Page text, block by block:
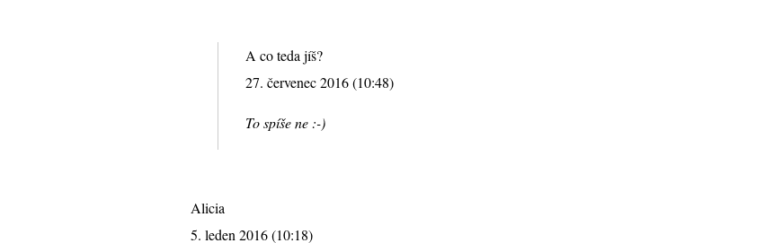
A co teda jíš?
27. červenec 2016 (10:48)
To spíše ne :-)
Alicia
5. leden 2016 (10:18)